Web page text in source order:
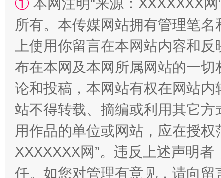
国家大学科技园优化重塑工作
① 本网注明“来源：XXXXXXX
所有。本传媒网站拥有管理笔
上使用你留言在本网站内容和
布在本网及本网所属网站的一
论和投稿，本网站有权在网站
站不得转载、摘编或利用其它
用作品的单位或网站，应在授
XXXXXXX网”。违反上述声明
任。如您对管理有意见，请向